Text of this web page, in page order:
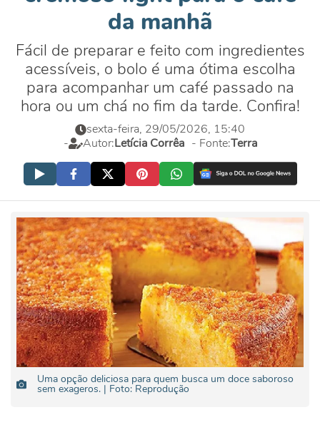
da manhã
Fácil de preparar e feito com ingredientes
acessíveis, o bolo é uma ótima escolha
para acompanhar um café passado na
hora ou um chá no fim da tarde. Confira!
sexta-feira, 29/05/2026, 15:40
-
Autor:Letícia Corrêa - Fonte:Terra
Uma opção deliciosa para quem busca um doce saboroso
sem exageros. | Foto: Reprodução